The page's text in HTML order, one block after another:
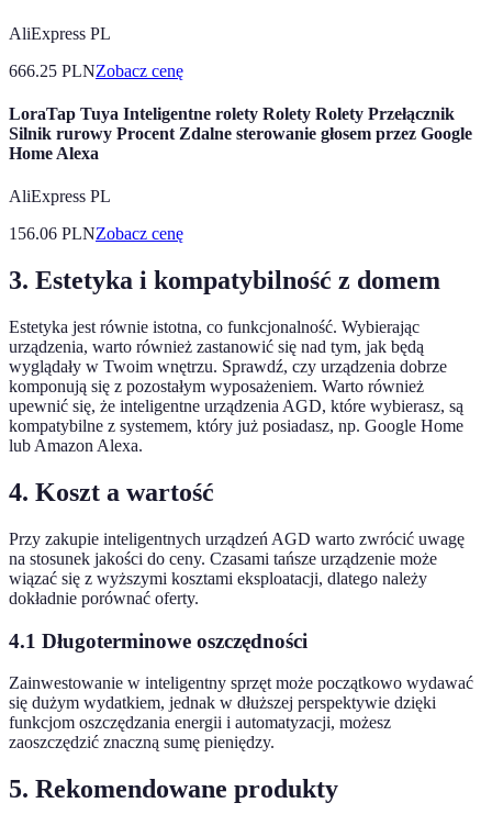
AliExpress PL
666.25 PLNZobacz cenę
LoraTap Tuya Inteligentne rolety Rolety Rolety Przełącznik
Silnik rurowy Procent Zdalne sterowanie głosem przez Google
Home Alexa
AliExpress PL
156.06 PLNZobacz cenę
3. Estetyka i kompatybilność z domem
Estetyka jest równie istotna, co funkcjonalność. Wybierając
urządzenia, warto również zastanowić się nad tym, jak będą
wyglądały w Twoim wnętrzu. Sprawdź, czy urządzenia dobrze
komponują się z pozostałym wyposażeniem. Warto również
upewnić się, że inteligentne urządzenia AGD, które wybierasz, są
kompatybilne z systemem, który już posiadasz, np. Google Home
lub Amazon Alexa.
4. Koszt a wartość
Przy zakupie inteligentnych urządzeń AGD warto zwrócić uwagę
na stosunek jakości do ceny. Czasami tańsze urządzenie może
wiązać się z wyższymi kosztami eksploatacji, dlatego należy
dokładnie porównać oferty.
4.1 Długoterminowe oszczędności
Zainwestowanie w inteligentny sprzęt może początkowo wydawać
się dużym wydatkiem, jednak w dłuższej perspektywie dzięki
funkcjom oszczędzania energii i automatyzacji, możesz
zaoszczędzić znaczną sumę pieniędzy.
5. Rekomendowane produkty